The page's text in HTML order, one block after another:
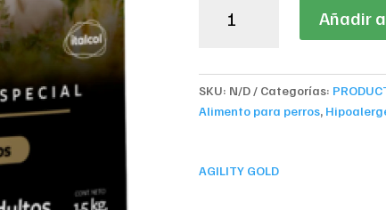
Gold
Adultos
Obesos
cantidad
Añadir
SKU: N/D Categorías:
Alimento para perros,
AGILITY GOLD